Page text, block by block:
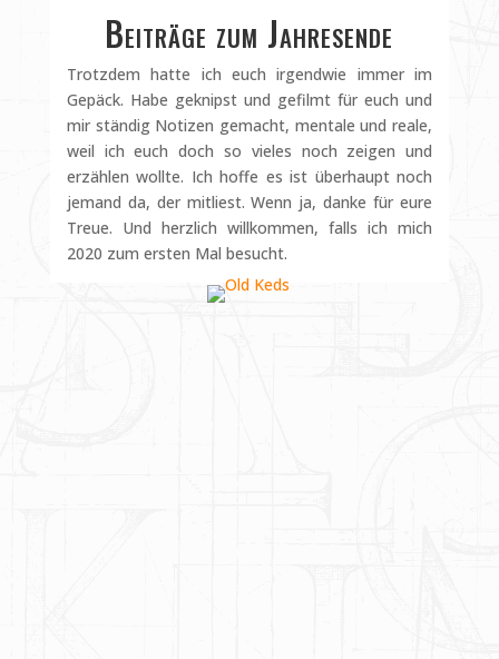
Beiträge zum Jahresende
Trotzdem hatte ich euch irgendwie immer im
Gepäck. Habe geknipst und gefilmt für euch und
mir ständig Notizen gemacht, mentale und reale,
weil ich euch doch so vieles noch zeigen und
erzählen wollte. Ich hoffe es ist überhaupt noch
jemand da, der mitliest. Wenn ja, danke für eure
Treue. Und herzlich willkommen, falls ich mich
2020 zum ersten Mal besucht.